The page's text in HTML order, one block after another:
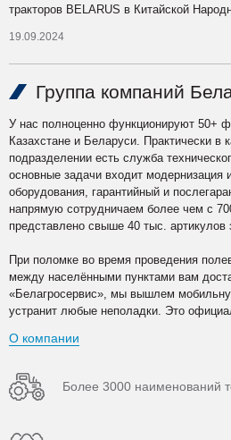
тракторов BELARUS в Китайской
19.09.2024
Группа компаний
У нас полноценно функционируют 50+
Казахстане и Беларуси. Практически в
подразделении есть служба
основные задачи входит модернизация
оборудования, гарантийный и
напрямую сотрудничаем более чем с
представлено свыше 40 тыс. артикулов
При поломке во время проведения
между населёнными пунктами вам
«Белагросервис», мы вышлем
устранит любые неполадки. Это
О компании
Более 3000 наименований